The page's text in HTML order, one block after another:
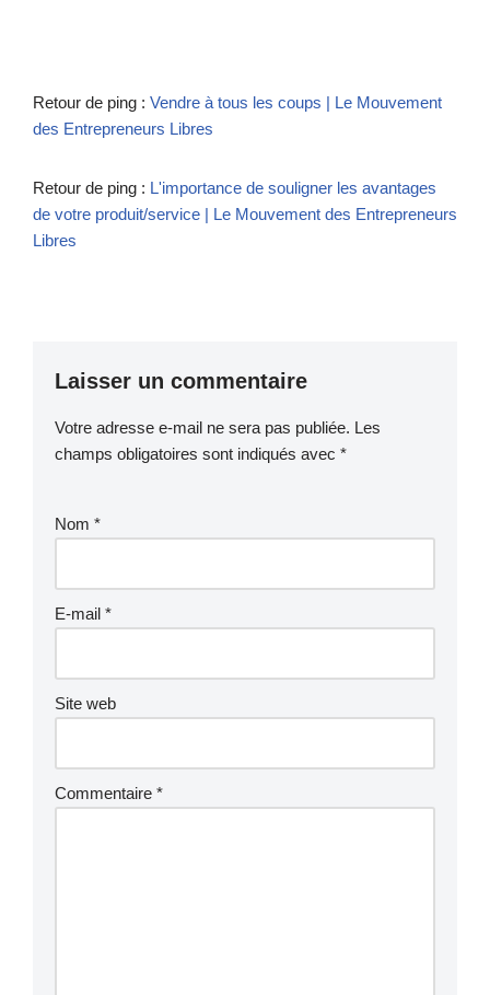
Retour de ping : Vendre à tous les coups | Le Mouvement
des Entrepreneurs Libres
Retour de ping : L'importance de souligner les avantages
de votre produit/service | Le Mouvement des Entrepreneurs
Libres
Laisser un commentaire
Votre adresse e-mail ne sera pas publiée. Les
champs obligatoires sont indiqués avec *
Nom *
E-mail *
Site web
Commentaire *